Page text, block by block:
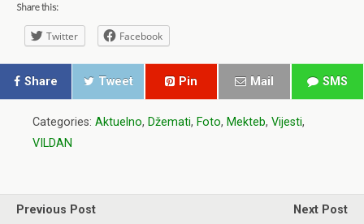
Share this:
Twitter Facebook
Share Tweet Pin Mail SMS
Categories: Aktuelno, Džemati, Foto, Mekteb, Vijesti,
VILDAN
Previous Post
Next Post